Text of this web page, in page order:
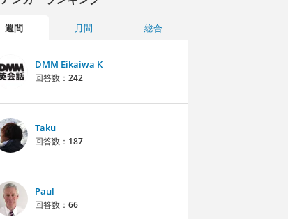
週間 月間 総合
DMM Eikaiwa K
回答数： 242
Taku
回答数： 187
Paul
回答数： 66